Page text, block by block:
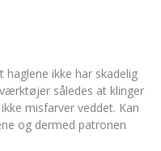
haglene ikke har skadelig
således at klinger
misfarver veddet. Kan
og dermed patronen